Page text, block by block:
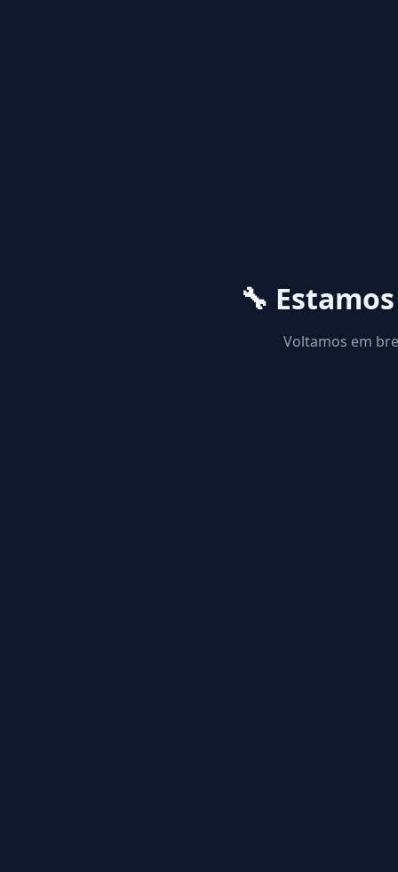
🔧
Voltamos em